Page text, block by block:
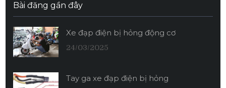
Bài đăng gần đây
Xe đạp điện bị hỏng động cơ
24/03/2025
Tay ga xe đạp điện bị hỏng